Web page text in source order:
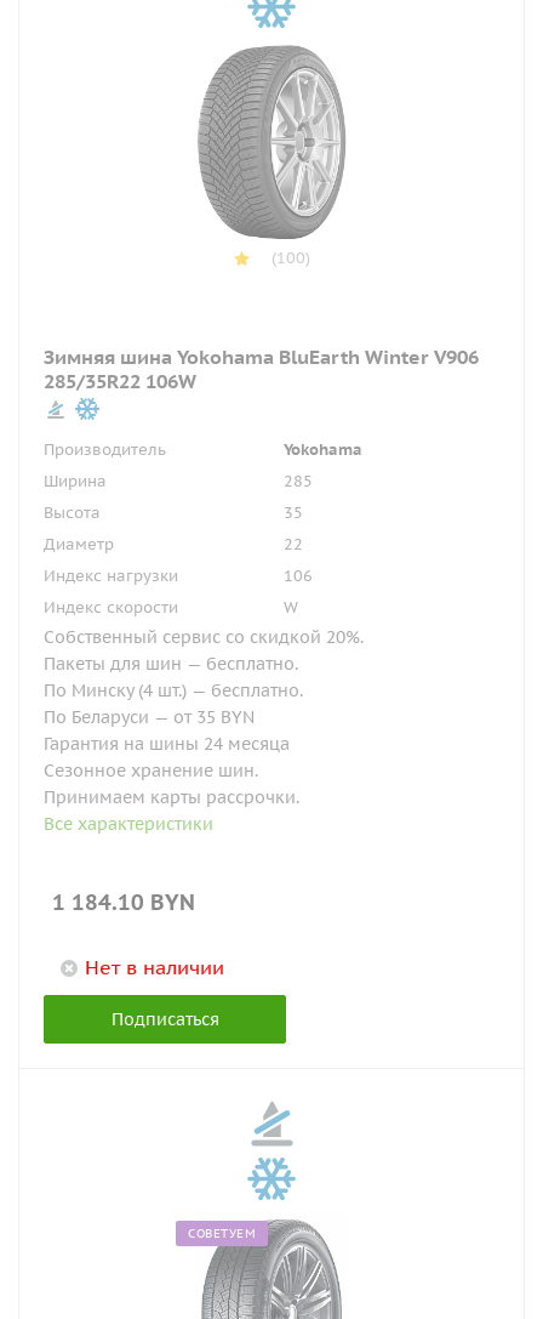
(100)
Зимняя шина Yokohama BluEarth Winter V906
285/35R22 106W
Производитель
Yokohama
Ширина
285
Высота
35
Диаметр
22
Индекс нагрузки
106
Индекс скорости
W
Собственный сервис со скидкой 20%.
Пакеты для шин — бесплатно.
По Минску (4 шт.) — бесплатно.
По Беларуси — от 35 BYN
Гарантия на шины 24 месяца
Сезонное хранение шин.
Принимаем карты рассрочки.
Все характеристики
1 184.10 BYN
Нет в наличии
Подписаться
СОВЕТУЕМ